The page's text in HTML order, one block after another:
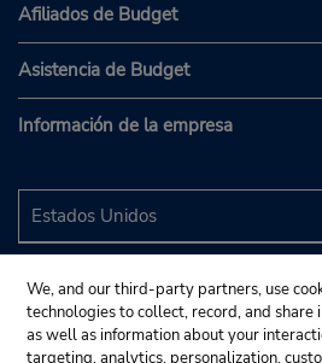
Afiliados de Budget
Asistencia de Budget
Información de la empresa
We, and our third-party partners, use
technologies to collect, record, and
as well as information about your
targeting, analytics, personalization,